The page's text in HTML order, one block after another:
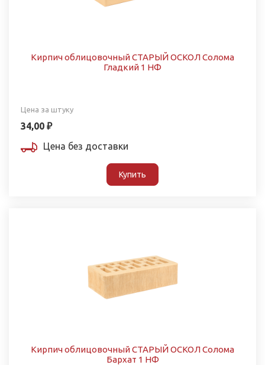
Кирпич облицовочный СТАРЫЙ ОСКОЛ Солома
Гладкий 1 НФ
Цена за штуку
34,00 ₽
Цена без доставки
Купить
Кирпич облицовочный СТАРЫЙ ОСКОЛ Солома
Бархат 1 НФ